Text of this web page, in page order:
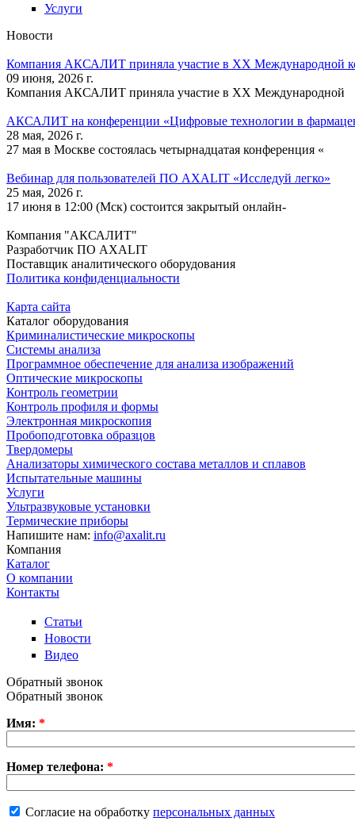
Услуги
Новости
Компания АКСАЛИТ приняла участие в XX Международной
09 июня, 2026 г.
Компания АКСАЛИТ приняла участие в XX Международной
АКСАЛИТ на конференции «Цифровые технологии в
28 мая, 2026 г.
27 мая в Москве состоялась четырнадцатая конференция «
Вебинар для пользователей ПО AXALIT «Исследуй легко»
25 мая, 2026 г.
17 июня в 12:00 (Мск) состоится закрытый онлайн-
Компания "АКСАЛИТ"
Разработчик ПО AXALIT
Поставщик аналитического оборудования
Политика конфиденциальности
Карта сайта
Каталог оборудования
Криминалистические микроскопы
Системы анализа
Программное обеспечение для анализа изображений
Оптические микроскопы
Контроль геометрии
Контроль профиля и формы
Электронная микроскопия
Пробоподготовка образцов
Твердомеры
Анализаторы химического состава металлов и сплавов
Испытательные машины
Услуги
Ультразвуковые установки
Термические приборы
Напишите нам: info@axalit.ru
Компания
Каталог
О компании
Контакты
Статьи
Новости
Видео
Обратный звонок
Обратный звонок
Имя: *
Номер телефона: *
Согласие на обработку персональных данных